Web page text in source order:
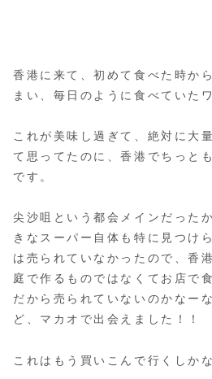
香港に来て、初めて食べた時か
まい、毎日のように食べていた
これが美味し過ぎて、絶対に大
て思ってたのに、香港でちっと
です。
尖沙咀という都会メインだった
きなスーパー自体も特に見つけ
は売られていなかったので、香
庭で作るものではなくてお店で
だから売られていないのかなー
ど、マカオで出会えました！！
これはもう買いこんで行くしか